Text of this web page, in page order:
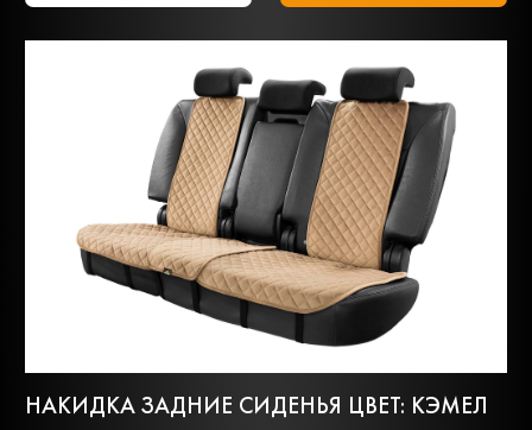
НАКИДКА ЗАДНИЕ СИДЕНЬЯ ЦВЕТ: КЭМЕЛ